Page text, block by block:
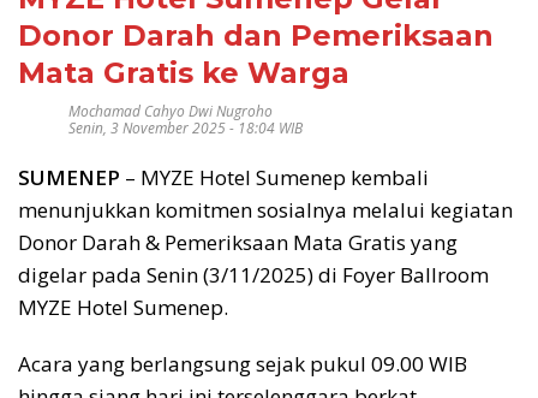
Donor Darah dan Pemeriksaan
Mata Gratis ke Warga
Mochamad Cahyo Dwi Nugroho
Senin, 3 November 2025 - 18:04 WIB
SUMENEP – MYZE Hotel Sumenep kembali
menunjukkan komitmen sosialnya melalui kegiatan
Donor Darah & Pemeriksaan Mata Gratis yang
digelar pada Senin (3/11/2025) di Foyer Ballroom
MYZE Hotel Sumenep.
Acara yang berlangsung sejak pukul 09.00 WIB